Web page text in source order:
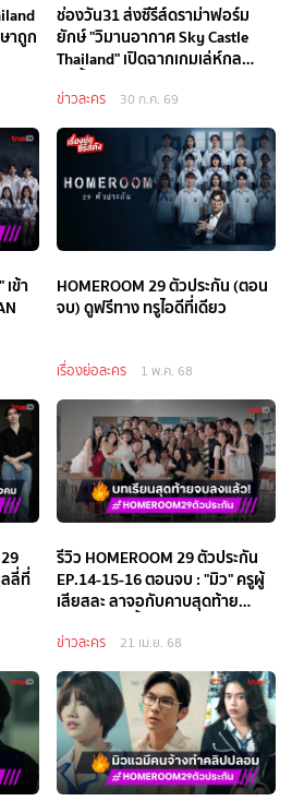
าถูก
ช่องวัน31 ส่งซีรีส์ดราม่าฟอร์ม
ยักษ์ "วิมานอากาศ Sky Castle
Thailand" เปิดฉากเกมเล่ห์กล
ข่าวละคร 30 ก.ค. 69
ข้า
HOMEROOM 29 ตัวประกัน (ตอน
จบ) ดูฟรีทาง ทรูไอดีที่เดียว
เรื่องย่อละคร 1 พ.ค. 68
ลี่ที่
รีวิว HOMEROOM 29 ตัวประกัน
EP.14-15-16 ตอนจบ : "มิว" ครูผู้
เสียสละ ลาจอกับคาบสุดท้าย
ข่าวละคร 21 เม.ย. 68